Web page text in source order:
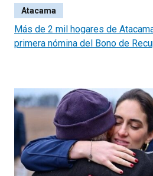
Atacama
Más de 2 mil hogares de
primera nómina del Bono de